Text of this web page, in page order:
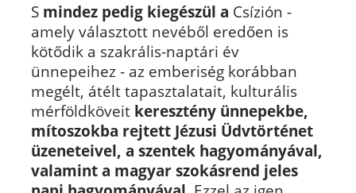
Smindez pedig kiegészül a Csízión -
amely választott nevéből eredően is
kötődik a szakrális-naptári év
ünnepeihez - az emberiség korábban
megélt, átélt tapasztalatait, kulturális
mérföldköveit keresztény ünnepekbe,
mítoszokba rejtett Jézusi Üdvtörténet
üzeneteivel, a szentek hagyományával,
valamint a magyar szokásrend jeles